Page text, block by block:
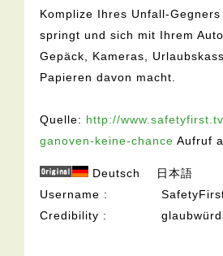
Komplize Ihres Unfall-
springt und sich mit Ihrem
Gepäck, Kameras,
Papieren davon macht.
Quelle: http://
ganoven-keine-chance Aufruf
Deutsch
日本語
Username
Credibility